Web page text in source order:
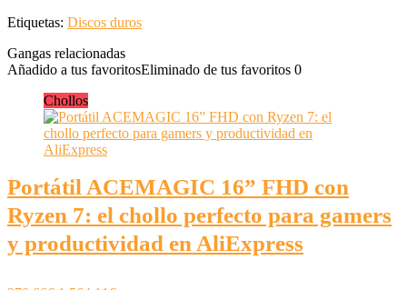
Etiquetas: Discos duros
Gangas relacionadas
Añadido a tus favoritosEliminado de tus favoritos 0
Chollos
Portátil ACEMAGIC 16” FHD con
Ryzen 7: el chollo perfecto para gamers
y productividad en AliExpress